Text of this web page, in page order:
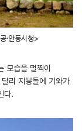
․안동시청>
모습을 멀찍이
리 지붕돌에 기와가
다.